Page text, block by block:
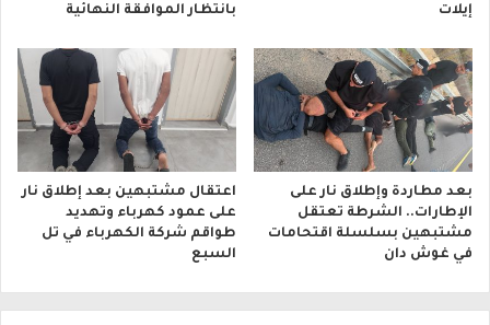
إيلات
بانتظار الموافقة النهائية
بعد مطاردة وإطلاق نار على
الإطارات.. الشرطة تعتقل
مشتبهين بسلسلة اقتحامات
في غوش دان
اعتقال مشتبهين بعد إطلاق نار
على عمود كهرباء وتهديد
طواقم شركة الكهرباء في تل
السبع